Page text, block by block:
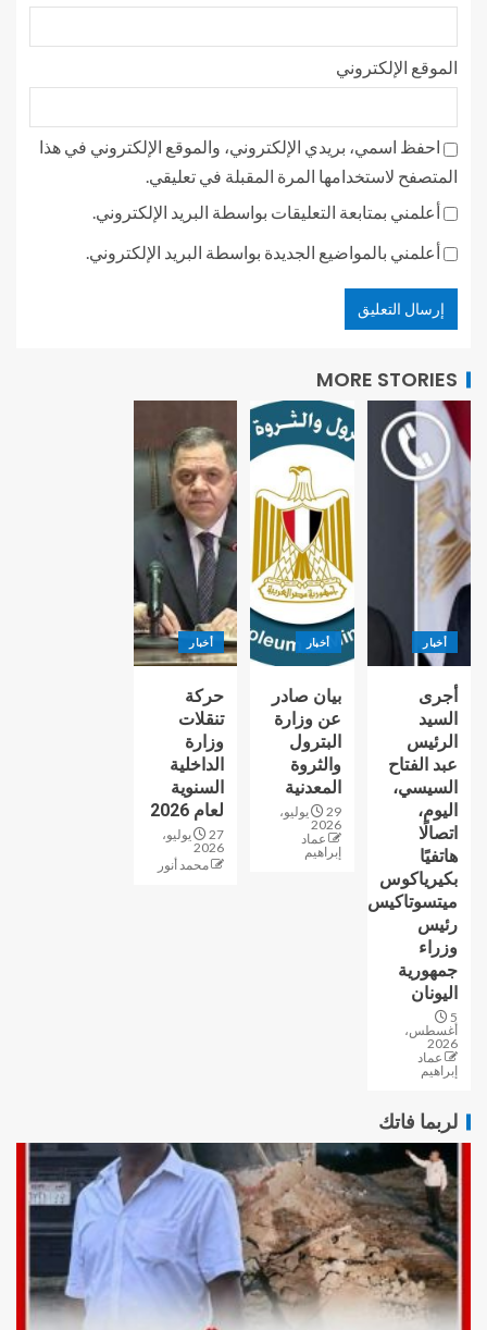
الموقع الإلكتروني
احفظ اسمي، بريدي الإلكتروني، والموقع الإلكتروني في هذا
المتصفح لاستخدامها المرة المقبلة في تعليقي.
أعلمني بمتابعة التعليقات بواسطة البريد الإلكتروني.
أعلمني بالمواضيع الجديدة بواسطة البريد الإلكتروني.
MORE STORIES
أخبار
أجرى
السيد
الرئيس
عبد الفتاح
السيسي،
اليوم،
اتصالًا
هاتفيًا
بكيرياكوس
ميتسوتاكيس
رئيس
وزراء
جمهورية
اليونان
5
أغسطس،
2026
عماد
إبراهيم
أخبار
بيان صادر
عن وزارة
البترول
والثروة
المعدنية
29 يوليو،
2026
عماد
إبراهيم
أخبار
حركة
تنقلات
وزارة
الداخلية
السنوية
لعام 2026
27 يوليو،
2026
محمد أنور
لربما فاتك